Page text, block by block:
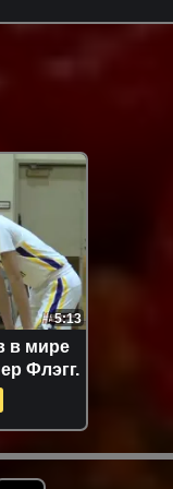
5:13
в мире
Флэгг.